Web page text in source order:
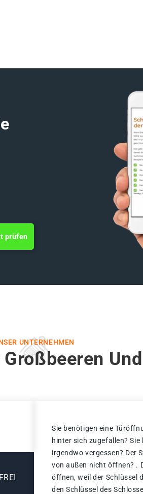
prüfen
UNTERNEHMEN
Sie benötigen eine
hinter sich zugefallen?
irgendwo vergessen? Der
von außen nicht öffnen? .
öffnen, weil der Schlüssel
den Schlüssel des